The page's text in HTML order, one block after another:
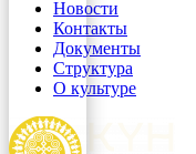
Новости
Контакты
Документы
Структура
О культуре